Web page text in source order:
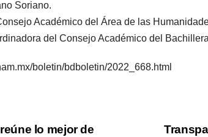
Soriano.
Académico del Área de las
del Consejo Académico del
boletin/bdboletin/2022_668.html
lo mejor de